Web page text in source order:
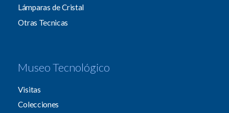
Lámparas de Cristal
Otras Tecnicas
Museo Tecnológico
Visitas
Colecciones